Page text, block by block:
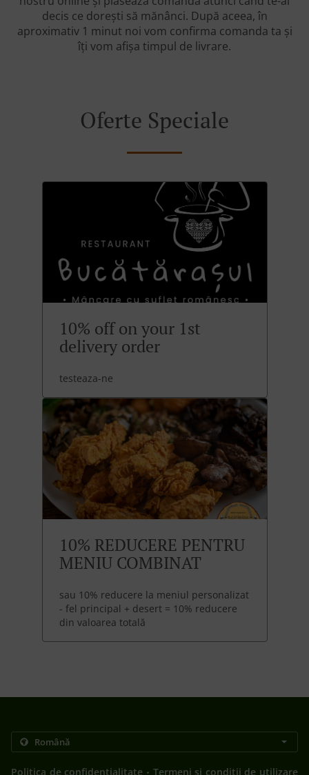
decis ce dorești să mănânci. După aceea, în
aproximativ 1 minut noi vom confirma comanda ta și
îți vom afișa timpul de livrare.
Oferte Speciale
10% off on your 1st
delivery order
testeaza-ne
10% REDUCERE PENTRU
MENIU COMBINAT
sau 10% reducere la meniul personalizat
- fel principal + desert = 10% reducere
din valoarea totală
Politica de confidențialitate . Termeni și condiții de utilizare